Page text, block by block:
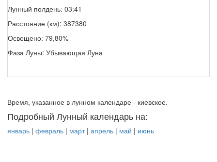
Лунный полдень: 03:41
Расстояние (км): 387380
Освещено: 79,80%
Фаза Луны: Убывающая Луна
Время, указанное в лунном календаре - киевское.
Подробный Лунный календарь на:
январь | февраль | март| апрель | май | июнь